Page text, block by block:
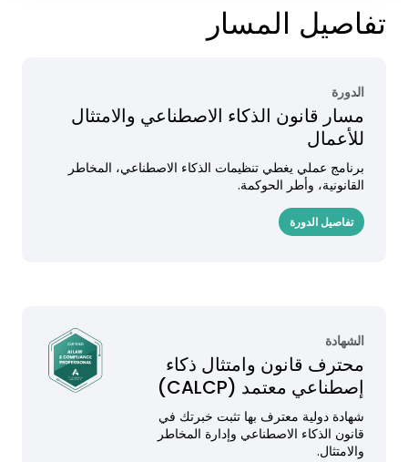
تفاصيل المسار
الدورة
مسار قانون الذكاء الاصطناعي والامتثال
للأعمال
برنامج عملي يغطي تنظيمات الذكاء الاصطناعي، المخاطر
القانونية، وأطر الحوكمة.
تفاصيل الدورة
الشهادة
محترف قانون وامتثال ذكاء
إصطناعي معتمد (CALCP)
شهادة دولية معترف بها تثبت خبرتك في
قانون الذكاء الاصطناعي وإدارة المخاطر
والامتثال.